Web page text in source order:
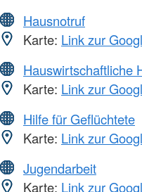
Hausnotruf
Karte: Link zur
Hauswirtschaftliche
Karte: Link zur
Hilfe für Geflüchtete
Karte: Link zur
Jugendarbeit
Karte: Link zur